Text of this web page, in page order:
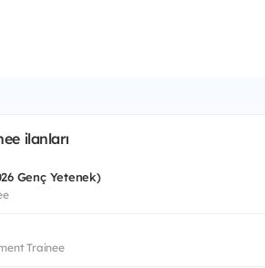
ilanları
Genç Yetenek)
Trainee